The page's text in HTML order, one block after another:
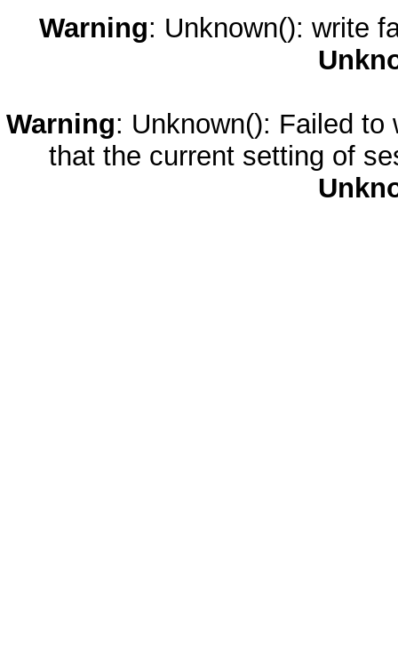
Warning: Unknown(): write
Warning: Unknown(): Failed
that the current setting of